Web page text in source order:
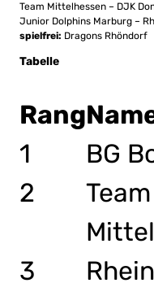
Team Mittelhessen – DJK
Junior Dolphins Marburg –
spielfrei: Dragons Rhöndorf
Tabelle
Rang
1
BG
2
Team
3